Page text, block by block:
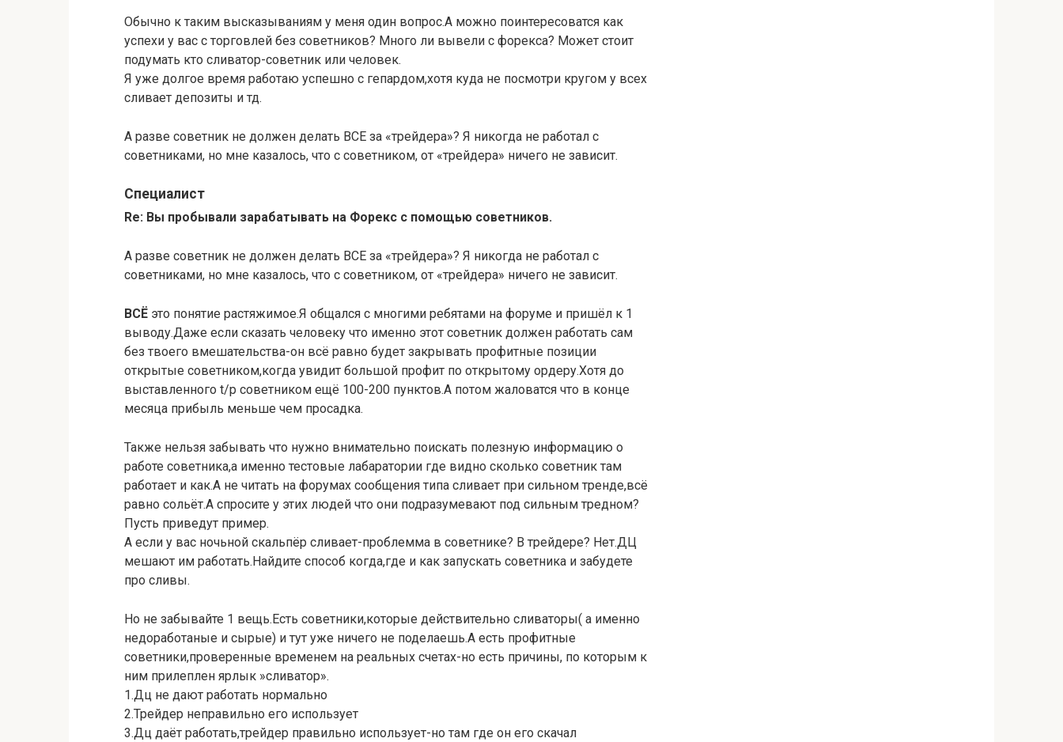
Обычно к таким высказываниям у меня один вопрос.А можно поинтересоватся как
успехи у вас с торговлей без советников? Много ли вывели с форекса? Может стоит
подумать кто сливатор-советник или человек.
Я уже долгое время работаю успешно с гепардом,хотя куда не посмотри кругом у всех
сливает депозиты и тд.
А разве советник не должен делать ВСЕ за «трейдера»? Я никогда не работал с
советниками, но мне казалось, что с советником, от «трейдера» ничего не зависит.
Специалист
Re: Вы пробывали зарабатывать на Форекс с помощью советников.
А разве советник не должен делать ВСЕ за «трейдера»? Я никогда не работал с
советниками, но мне казалось, что с советником, от «трейдера» ничего не зависит.
ВСЁ это понятие растяжимое.Я общался с многими ребятами на форуме и пришёл к 1
выводу.Даже если сказать человеку что именно этот советник должен работать сам
без твоего вмешательства-он всё равно будет закрывать профитные позиции
открытые советником,когда увидит большой профит по открытому ордеру.Хотя до
выставленного t/p советником ещё 100-200 пунктов.А потом жаловатся что в конце
месяца прибыль меньше чем просадка.
Также нельзя забывать что нужно внимательно поискать полезную информацию о
работе советника,а именно тестовые лабаратории где видно сколько советник там
работает и как.А не читать на форумах сообщения типа сливает при сильном тренде,всё
равно сольёт.А спросите у этих людей что они подразумевают под сильным тредном?
Пусть приведут пример.
А если у вас ночьной скальпёр сливает-проблемма в советнике? В трейдере? Нет.ДЦ
мешают им работать.Найдите способ когда,где и как запускать советника и забудете
про сливы.
Но не забывайте 1 вещь.Есть советники,которые действительно сливаторы( а именно
недоработаные и сырые) и тут уже ничего не поделаешь.А есть профитные
советники,проверенные временем на реальных счетах-но есть причины, по которым к
ним прилеплен ярлык »сливатор».
1.Дц не дают работать нормально
2.Трейдер неправильно его использует
3.Дц даёт работать,трейдер правильно использует-но там где он его скачал